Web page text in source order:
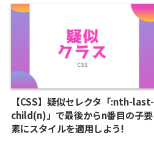
【CSS】疑似セレクタ「:nth-last-
child(n)」で最後からn番目の子要
素にスタイルを適用しよう!